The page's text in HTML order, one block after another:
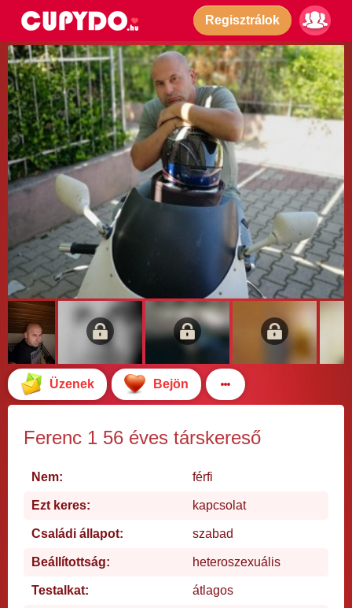
Regisztrálok
Üzenek Bejön
Ferenc 1 56 éves társkereső
Nem: férfi
Ezt keres: kapcsolat
Családi állapot: szabad
Beállítottság: heteroszexuális
Testalkat: átlagos